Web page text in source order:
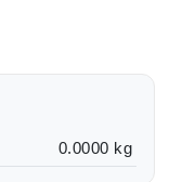
0.0000 kg